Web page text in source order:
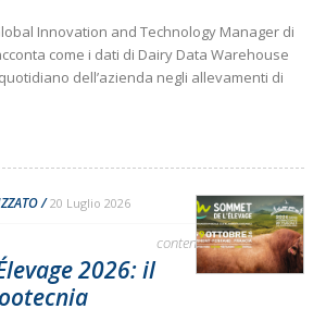
Innovation and Technology Manager di
come i dati di Dairy Data Warehouse
dell’azienda negli allevamenti di
20 Luglio 2026
contenuto sponsorizzato
2026: il